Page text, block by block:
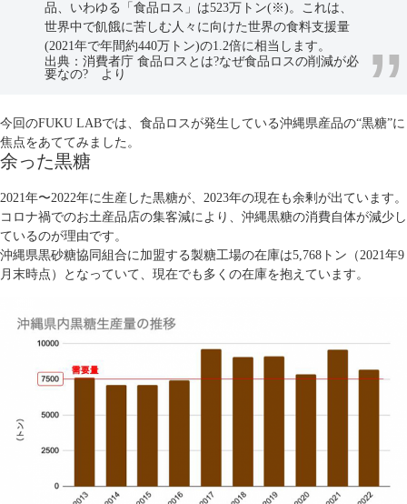
品、いわゆる「食品ロス」は523万トン(※)。これは、
世界中で飢餓に苦しむ人々に向けた世界の食料支援量
(2021年で年間約440万トン)の1.2倍に相当します。
出典：消費者庁 食品ロスとは?なぜ食品ロスの削減が必
要なの? より
今回のFUKU LABでは、食品ロスが発生している沖縄県産品の“黒糖”に
焦点をあててみました。
余った黒糖
2021年〜2022年に生産した黒糖が、2023年の現在も余剰が出ています。
コロナ禍でのお土産品店の集客減により、沖縄黒糖の消費自体が減少し
ているのが理由です。
沖縄県黒砂糖協同組合に加盟する製糖工場の在庫は5,768トン（2021年9
月末時点）となっていて、現在でも多くの在庫を抱えています。